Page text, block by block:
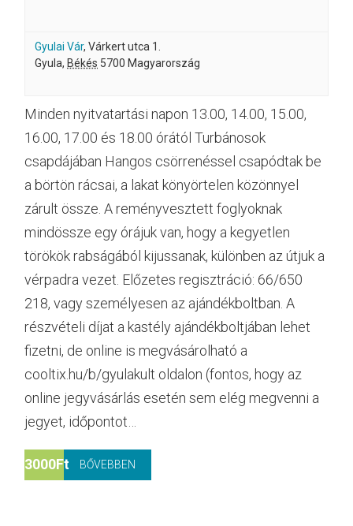
Gyulai Vár,Várkert utca 1.
Gyula, Békés 5700 Magyarország
Minden nyitvatartási napon 13.00, 14.00, 15.00,
16.00, 17.00 és 18.00 órától Turbánosok
csapdájában Hangos csörrenéssel csapódtak be
a börtön rácsai, a lakat könyörtelen közönnyel
zárult össze. A reményvesztett foglyoknak
mindössze egy órájuk van, hogy a kegyetlen
törökök rabságából kijussanak, különben az útjuk a
vérpadra vezet. Előzetes regisztráció: 66/650
218, vagy személyesen az ajándékboltban. A
részvételi díjat a kastély ajándékboltjában lehet
fizetni, de online is megvásárolható a
cooltix.hu/b/gyulakult oldalon (fontos, hogy az
online jegyvásárlás esetén sem elég megvenni a
jegyet, időpontot…
3000Ft BŐVEBBEN